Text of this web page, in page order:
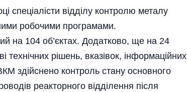
спеціа­лісти відділу контролю металу
робочими програмами.
на 104 об’єктах. Додатково, ще на 24
технічних рішень, вказівок, інформаційних
здійснено контроль стану основного
реакторного відділення після